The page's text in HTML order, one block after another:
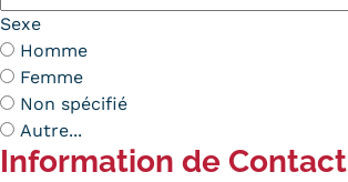
Sexe
Homme
Femme
Non spécifié
Autre...
Information de Contact